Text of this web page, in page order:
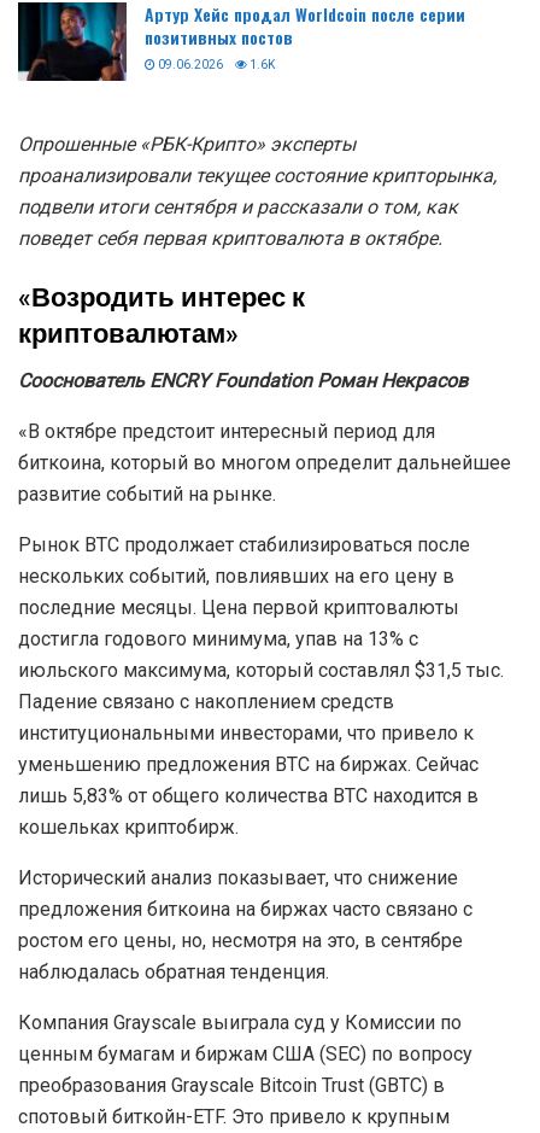
Артур Хейс продал Worldcoin после серии
позитивных постов
09.06.2026 1.6K
Опрошенные «РБК-Крипто» эксперты
проанализировали текущее состояние крипторынка,
подвели итоги сентября и рассказали о том, как
поведет себя первая криптовалюта в октябре.
«Возродить интерес к
криптовалютам»
Сооснователь ENCRY Foundation Роман Некрасов
«В октябре предстоит интересный период для
биткоина, который во многом определит дальнейшее
развитие событий на рынке.
Рынок BTC продолжает стабилизироваться после
нескольких событий, повлиявших на его цену в
последние месяцы. Цена первой криптовалюты
достигла годового минимума, упав на 13% с
июльского максимума, который составлял $31,5 тыс.
Падение связано с накоплением средств
институциональными инвесторами, что привело к
уменьшению предложения BTC на биржах. Сейчас
лишь 5,83% от общего количества BTC находится в
кошельках криптобирж.
Исторический анализ показывает, что снижение
предложения биткоина на биржах часто связано с
ростом его цены, но, несмотря на это, в сентябре
наблюдалась обратная тенденция.
Компания Grayscale выиграла суд у Комиссии по
ценным бумагам и биржам США (SEC) по вопросу
преобразования Grayscale Bitcoin Trust (GBTC) в
спотовый биткойн-ETF. Это привело к крупным